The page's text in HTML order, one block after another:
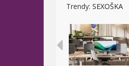
Trendy: SEXOŠKA